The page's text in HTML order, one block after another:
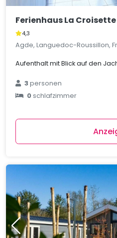
Ferienhaus La Croisette
4,3
Agde, Languedoc-Roussillon,
Aufenthalt mit Blick auf den
3personen
0schlafzimmer